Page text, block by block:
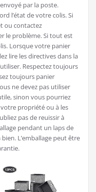
par la poste.
l’état de votre colis. Si
ou contactez
le problème. Si tout est
Lorsque votre panier
lire les directives dans la
Respectez toujours
toujours panier
ne devez pas utiliser
sinon vous pourriez
propriété ou à les
pas de reuissir à
pendant un laps de
L’emballage peut être